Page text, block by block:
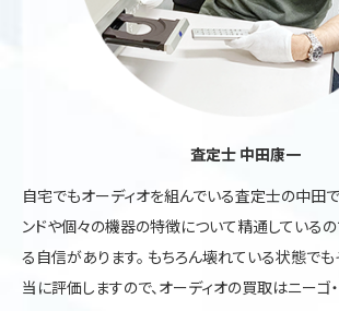
査定士 中田康一
自宅でもオーディオを組んでいる査定士の中田で
ンドや個々の機器の特徴について精通している
る自信があります。 もちろん壊れている状態で
当に評価しますので、オーディオの買取はニーゴ